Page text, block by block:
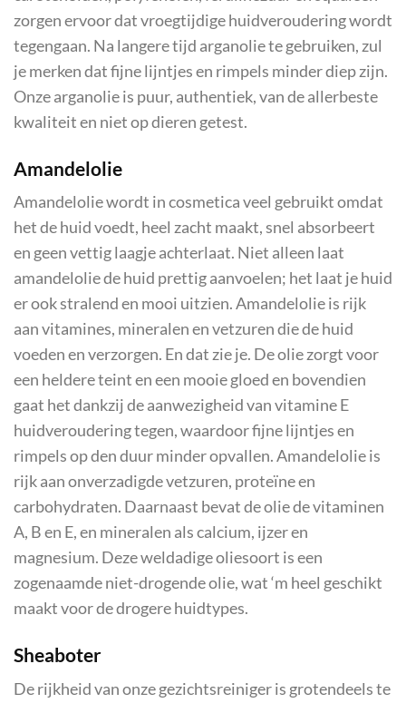
zorgen ervoor dat vroegtijdige huidveroudering wordt
tegengaan. Na langere tijd arganolie te gebruiken, zul
je merken dat fijne lijntjes en rimpels minder diep zijn.
Onze arganolie is puur, authentiek, van de allerbeste
kwaliteit en niet op dieren getest.
Amandelolie
Amandelolie wordt in cosmetica veel gebruikt omdat
het de huid voedt, heel zacht maakt, snel absorbeert
en geen vettig laagje achterlaat. Niet alleen laat
amandelolie de huid prettig aanvoelen; het laat je huid
er ook stralend en mooi uitzien. Amandelolie is rijk
aan vitamines, mineralen en vetzuren die de huid
voeden en verzorgen. En dat zie je. De olie zorgt voor
een heldere teint en een mooie gloed en bovendien
gaat het dankzij de aanwezigheid van vitamine E
huidveroudering tegen, waardoor fijne lijntjes en
rimpels op den duur minder opvallen. Amandelolie is
rijk aan onverzadigde vetzuren, proteïne en
carbohydraten. Daarnaast bevat de olie de vitaminen
A, B en E, en mineralen als calcium, ijzer en
magnesium. Deze weldadige oliesoort is een
zogenaamde niet-drogende olie, wat ‘m heel geschikt
maakt voor de drogere huidtypes.
Sheaboter
De rijkheid van onze gezichtsreiniger is grotendeels te